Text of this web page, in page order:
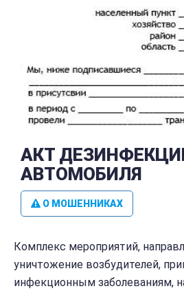
АКТ
АВТОМОБИЛЯ
О МОШЕННИКАХ
Комплекс мероприятий,
уничтожение возбудителей,
инфекционным заболеваниям,